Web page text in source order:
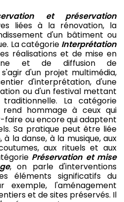
et préservation
liées à la rénovation, la
d'un bâtiment ou
La catégorie Interprétation
réalisations et de mise en
et de diffusion de
d'un projet multimédia,
d'interprétation, d'une
ou d'un festival mettant
La catégorie
hommage à ceux qui
ou encore qui adaptent
Sa pratique peut être liée
la danse, à la musique, aux
aux rituels et aux
Préservation et mise
, on parle d'interventions
éléments significatifs du
exemple, l'aménagement
et de sites préservés. Il